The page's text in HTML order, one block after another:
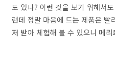
도 있나? 이런 것을 보기 위해서
런데 정말 마음에 드는 제품은 빨
저 받아 체험해 볼 수 있으니 메